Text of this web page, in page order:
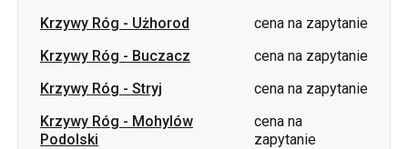
Krzywy Róg - Użhorod
cena na zapytanie
Krzywy Róg - Buczacz
cena na zapytanie
Krzywy Róg - Stryj
cena na zapytanie
Krzywy Róg - Mohylów
Podolski
cena na
zapytanie